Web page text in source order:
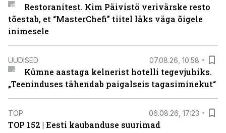
Restoranitest. Kim Päivistö verivärske resto
tõestab, et “MasterChefi” tiitel läks väga õigele
inimesele
UUDISED 07.08.26, 10:58
Kümne aastaga kelnerist hotelli tegevjuhiks.
„Teeninduses tähendab paigalseis tagasiminekut“
TOP 06.08.26, 17:23
TOP 152 | Eesti kaubanduse suurimad